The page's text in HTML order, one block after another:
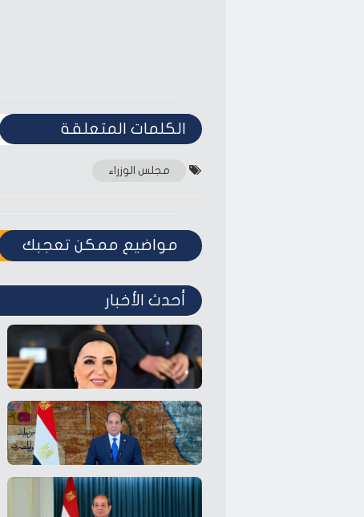
الكلمات المتعلقة‎
مجلس الوزراء
مواضيع ممكن تعجبك
أحدث الأخبار